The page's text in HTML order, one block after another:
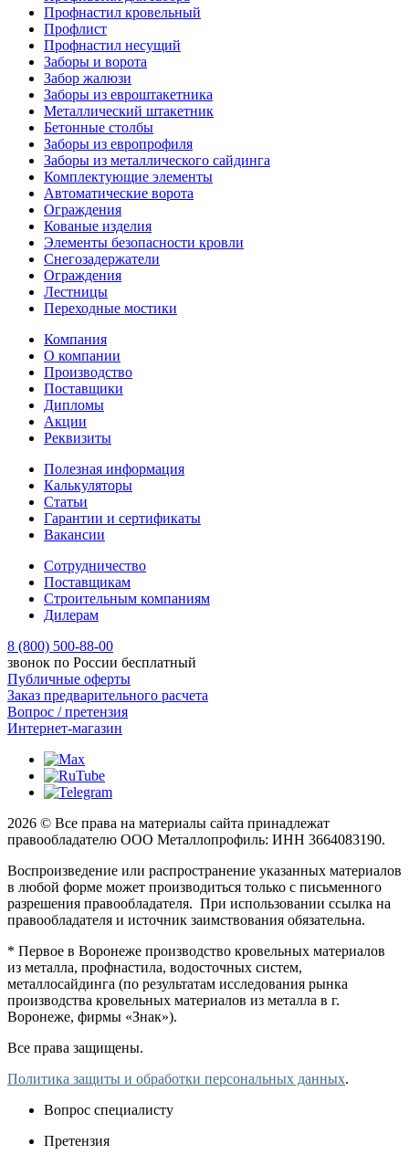
Профнастил кровельный
Профлист
Профнастил несущий
Заборы и ворота
Забор жалюзи
Заборы из евроштакетника
Металлический штакетник
Бетонные столбы
Заборы из европрофиля
Заборы из металлического сайдинга
Комплектующие элементы
Автоматические ворота
Ограждения
Кованые изделия
Элементы безопасности кровли
Снегозадержатели
Ограждения
Лестницы
Переходные мостики
Компания
О компании
Производство
Поставщики
Дипломы
Акции
Реквизиты
Полезная информация
Калькуляторы
Статьи
Гарантии и сертификаты
Вакансии
Сотрудничество
Поставщикам
Строительным компаниям
Дилерам
8 (800) 500-88-00
звонок по России бесплатный
Публичные оферты
Заказ предварительного расчета
Вопрос / претензия
Интернет-магазин
2026 © Все права на материалы сайта принадлежат
правообладателю ООО Металлопрофиль: ИНН 3664083190.
Воспроизведение или распространение указанных материалов
в любой форме может производиться только с письменного
разрешения правообладателя. При использовании ссылка на
правообладателя и источник заимствования обязательна.
* Первое в Воронеже производство кровельных материалов
из металла, профнастила, водосточных систем,
металлосайдинга (по результатам исследования рынка
производства кровельных материалов из металла в г.
Воронеже, фирмы «Знак»).
Все права защищены.
Политика защиты и обработки персональных данных.
Вопрос специалисту
Претензия